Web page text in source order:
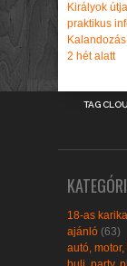
Királyok
praktikus
2 hét alatt
TAG
18-as karika
ajánló (63)
autó,